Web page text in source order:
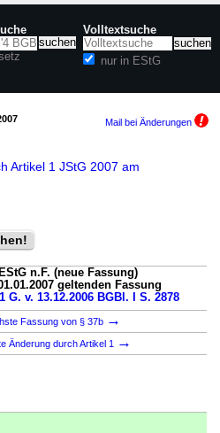
Volltextsuche
nur in EStG
Mail bei Änderungen
Artikel 1 JStG 2007 am
n.F. (neue Fassung)
geltenden Fassung
G. v. 13.12.2006 BGBl. I S. 2878
Fassung von § 37b →
Änderung durch Artikel 1 →